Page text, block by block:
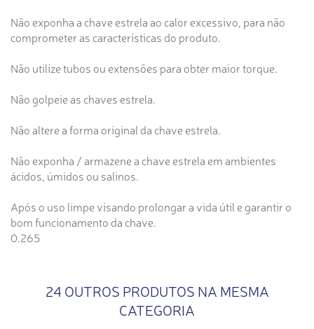
Não exponha a chave estrela ao calor excessivo, para não
comprometer as características do produto.
Não utilize tubos ou extensões para obter maior torque.
Não golpeie as chaves estrela.
Não altere a forma original da chave estrela.
Não exponha / armazene a chave estrela em ambientes
ácidos, úmidos ou salinos.
Após o uso limpe visando prolongar a vida útil e garantir o
bom funcionamento da chave.
0.265
24 OUTROS PRODUTOS NA MESMA
CATEGORIA